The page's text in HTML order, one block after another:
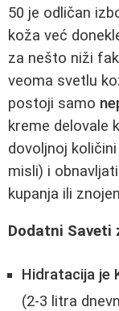
50 je odličan
koža već
za nešto niži
veoma svetlu
postoji samo
kreme delovale
dovoljnoj
misli) i
kupanja ili
Dodatni Saveti
Hidratacija je
(2-3 litra